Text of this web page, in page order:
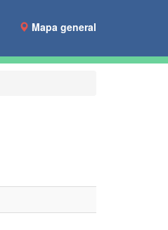
Mapa general